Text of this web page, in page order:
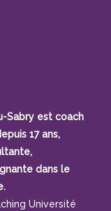
Sabry est coach
17 ans,
dans le
Université